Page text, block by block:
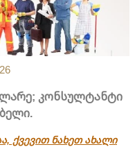
კონსულტანტი
ქვევით ნახეთ ახალი